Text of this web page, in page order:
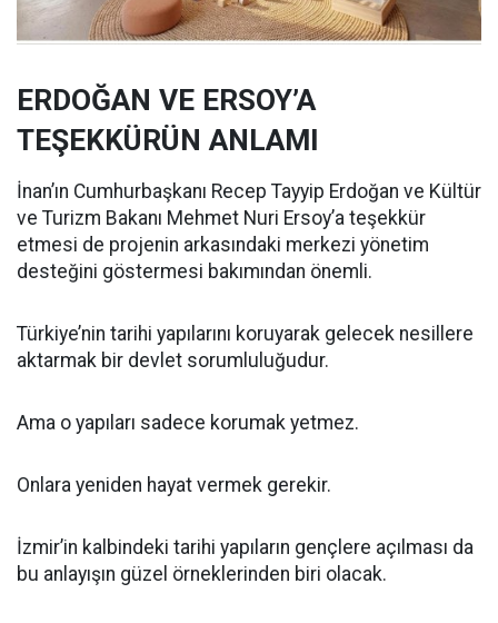
ERDOĞAN VE ERSOY’A
TEŞEKKÜRÜN ANLAMI
İnan’ın Cumhurbaşkanı Recep Tayyip Erdoğan ve Kültür
ve Turizm Bakanı Mehmet Nuri Ersoy’a teşekkür
etmesi de projenin arkasındaki merkezi yönetim
desteğini göstermesi bakımından önemli.
Türkiye’nin tarihi yapılarını koruyarak gelecek nesillere
aktarmak bir devlet sorumluluğudur.
Ama o yapıları sadece korumak yetmez.
Onlara yeniden hayat vermek gerekir.
İzmir’in kalbindeki tarihi yapıların gençlere açılması da
bu anlayışın güzel örneklerinden biri olacak.